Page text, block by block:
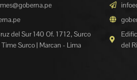
del Sur 140 Of. 1712, Surco
Time Surco | Marcan - Lima
del